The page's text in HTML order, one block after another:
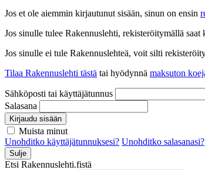
Jos et ole aiemmin kirjautunut sisään, sinun on ensin
Jos sinulle tulee Rakennuslehti, rekisteröitymällä
Jos sinulle ei tule Rakennuslehteä, voit silti
Tilaa Rakennuslehti tästä tai hyödynnä maksuton
Sähköposti tai käyttäjätunnus
Salasana
Kirjaudu sisään
Muista minut
Unohditko käyttäjätunnuksesi? Unohditko salasanasi?
Sulje
Etsi Rakennuslehti.fistä